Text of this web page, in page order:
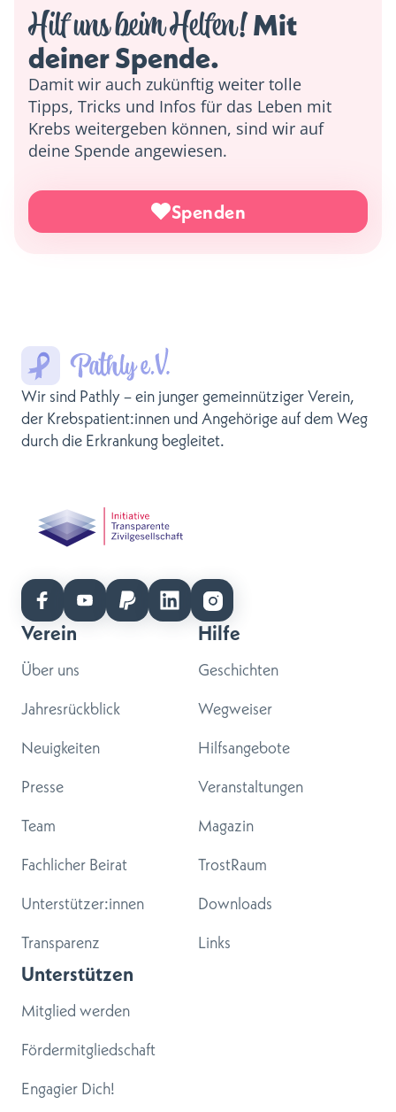
Hilf uns beim Helfen! Mit
deiner Spende.
Damit wir auch zukünftig weiter tolle
Tipps, Tricks und Infos für das Leben mit
Krebs weitergeben können, sind wir auf
deine Spende angewiesen.
Spenden
Wir sind Pathly – ein junger gemeinnütziger Verein,
der Krebspatient:innen und Angehörige auf dem Weg
durch die Erkrankung begleitet.
Verein
Über uns
Jahresrückblick
Neuigkeiten
Presse
Team
Fachlicher Beirat
Unterstützer:innen
Transparenz
Hilfe
Geschichten
Wegweiser
Hilfsangebote
Veranstaltungen
Magazin
TrostRaum
Downloads
Links
Unterstützen
Mitglied werden
Fördermitgliedschaft
Engagier Dich!